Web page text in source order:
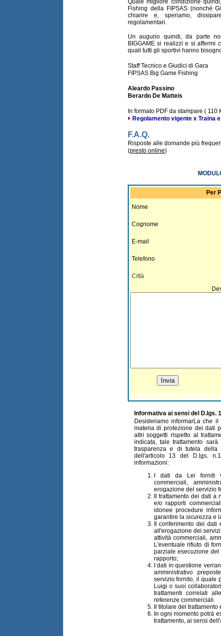
Quale migliore condizione
Fishing della FIPSAS (nonché
chiarire e, speriamo,
regolamentari.
Un augurio quindi, da parte
BIGGAME si realizzi e si affermi
quali tutti gli sportivi hanno
Staff Tecnico e Giudici di Gara
FIPSAS Big Game Fishing
Aleardo Passino
Berardo De Matteis
In formato PDF da stampare ( 110
Regolamento vigente x Traina
F.A.Q.
Risposte alle domande più
(presto online)
Per
Nome
Cognome
E-mail
Telefono
Città
Informativa ai sensi del D.lgs.
Desideriamo informarLa che
materia di protezione dei dati
altri soggetti rispetto al
indicata, tale trattamento
trasparenza e di tutela
dell'articolo 13 del D.lgs.
informazioni:
I dati da Lei forniti
commerciali,
erogazione del servizio
Il trattamento dei dati a
e/o rapporti
idonee procedure
garantire la sicurezza e
Il conferimento dei dati
all'erogazione dei
attività commerciali,
L'eventuale rifiuto di
parziale esecuzione
rapporto;
I dati in questione
amministrativo
servizio fornito, il quale
Luigi o suoi
trattamenti correlati
referenze commerciali.
Il titolare del trattamento
In ogni momento potrà
trattamento, ai sensi